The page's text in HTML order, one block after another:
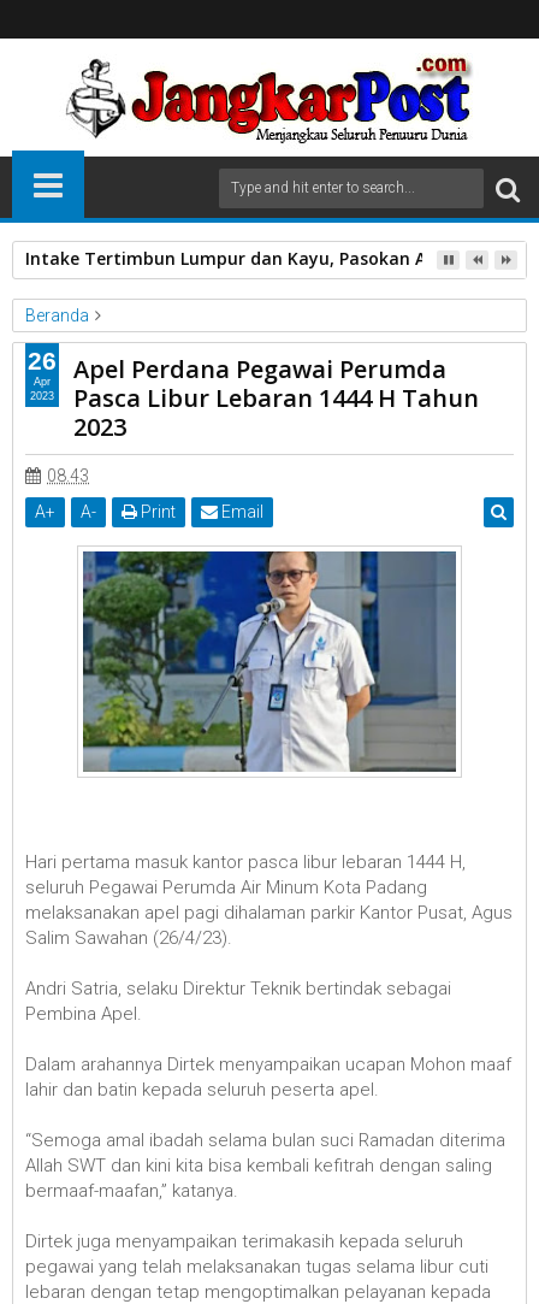
Intake Tertimbun Lumpur dan Kayu, Pasokan Air Bersih di
Beranda
PDAM
Apel Perdana Pegawai Perumda Pasca Libur Lebaran 1444 H
Tahun 2023
Apel Perdana Pegawai Perumda
Pasca Libur Lebaran 1444 H Tahun
2023
08.43
A+ A- Print Email
Hari pertama masuk kantor pasca libur lebaran 1444 H,
seluruh Pegawai Perumda Air Minum Kota Padang
melaksanakan apel pagi dihalaman parkir Kantor Pusat, Agus
Salim Sawahan (26/4/23).
Andri Satria, selaku Direktur Teknik bertindak sebagai
Pembina Apel.
Dalam arahannya Dirtek menyampaikan ucapan Mohon maaf
lahir dan batin kepada seluruh peserta apel.
“Semoga amal ibadah selama bulan suci Ramadan diterima
Allah SWT dan kini kita bisa kembali kefitrah dengan saling
bermaaf-maafan,” katanya.
Dirtek juga menyampaikan terimakasih kepada seluruh
pegawai yang telah melaksanakan tugas selama libur cuti
lebaran dengan tetap mengoptimalkan pelayanan kepada
26
Apr
2023